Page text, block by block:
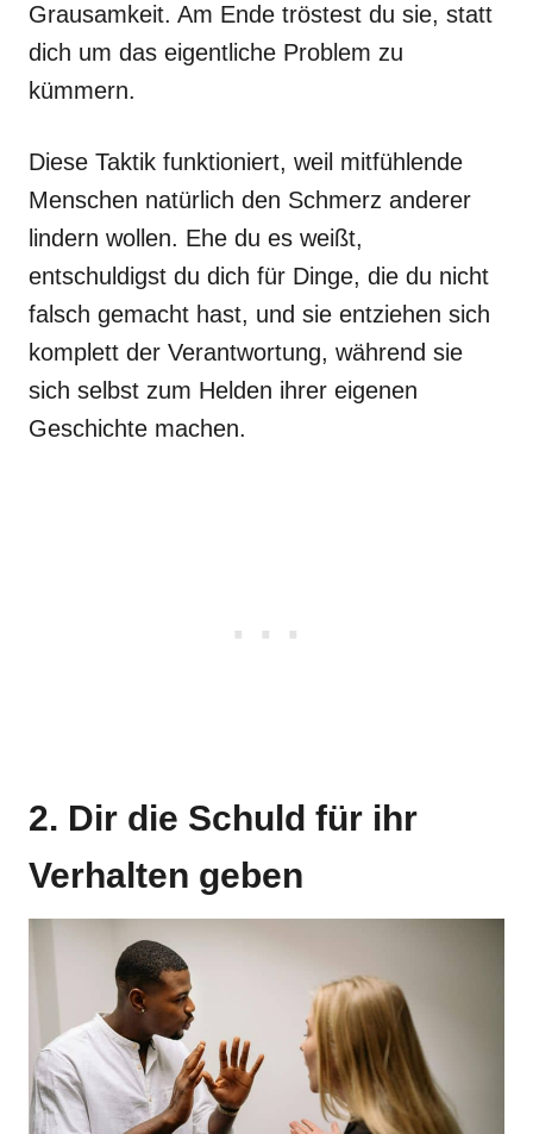
Grausamkeit. Am Ende tröstest du sie, statt
dich um das eigentliche Problem zu
kümmern.
Diese Taktik funktioniert, weil mitfühlende
Menschen natürlich den Schmerz anderer
lindern wollen. Ehe du es weißt,
entschuldigst du dich für Dinge, die du nicht
falsch gemacht hast, und sie entziehen sich
komplett der Verantwortung, während sie
sich selbst zum Helden ihrer eigenen
Geschichte machen.
2. Dir die Schuld für ihr
Verhalten geben